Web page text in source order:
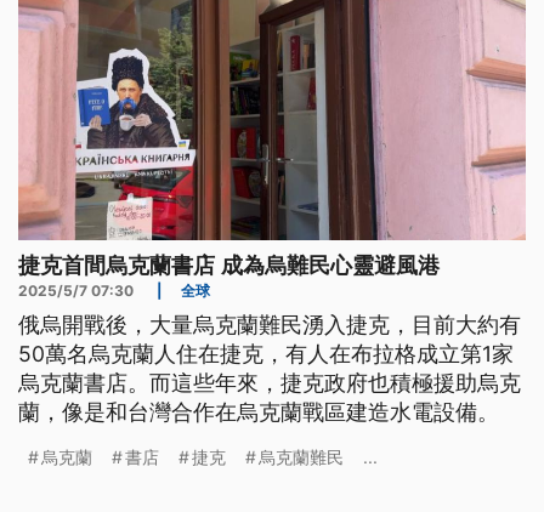
捷克首間烏克蘭書店 成為烏難民心靈避風港
2025/5/7 07:30 全球
俄烏開戰後，大量烏克蘭難民湧入捷克，目前大約有
50萬名烏克蘭人住在捷克，有人在布拉格成立第1家
烏克蘭書店。而這些年來，捷克政府也積極援助烏克
蘭，像是和台灣合作在烏克蘭戰區建造水電設備。
烏克蘭 書店 捷克 烏克蘭難民 ...